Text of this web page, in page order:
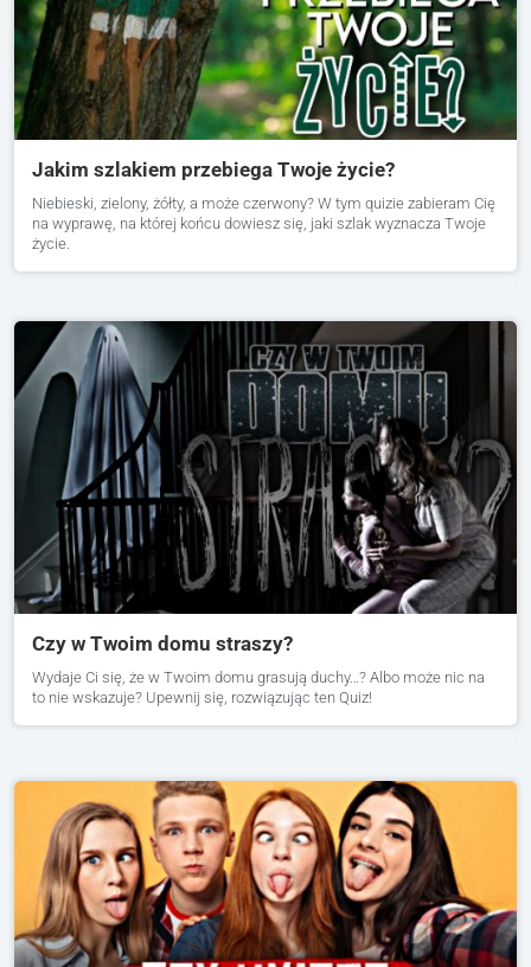
Jakim szlakiem przebiega Twoje życie?
Niebieski, zielony, żółty, a może czerwony? W tym quizie zabieram Cię
na wyprawę, na której końcu dowiesz się, jaki szlak wyznacza Twoje
życie.
Czy w Twoim domu straszy?
Wydaje Ci się, że w Twoim domu grasują duchy…? Albo może nic na
to nie wskazuje? Upewnij się, rozwiązując ten Quiz!